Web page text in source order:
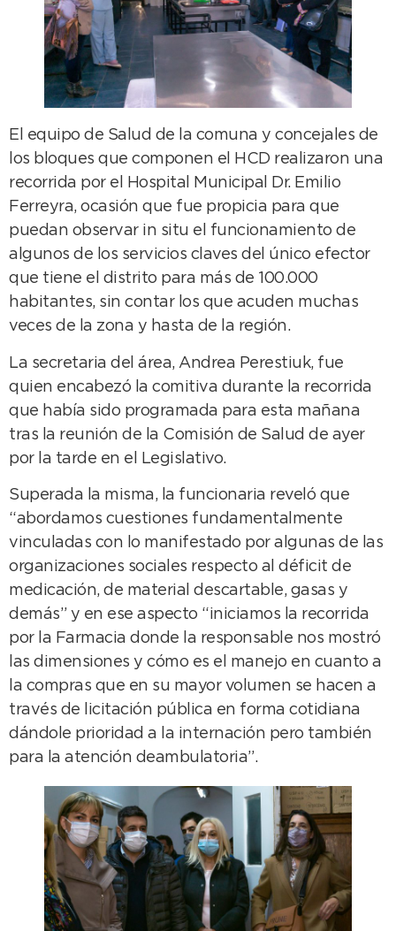
El equipo de Salud de la comuna y concejales de
los bloques que componen el HCD realizaron una
recorrida por el Hospital Municipal Dr. Emilio
Ferreyra, ocasión que fue propicia para que
puedan observar in situ el funcionamiento de
algunos de los servicios claves del único efector
que tiene el distrito para más de 100.000
habitantes, sin contar los que acuden muchas
veces de la zona y hasta de la región.
La secretaria del área, Andrea Perestiuk, fue
quien encabezó la comitiva durante la recorrida
que había sido programada para esta mañana
tras la reunión de la Comisión de Salud de ayer
por la tarde en el Legislativo.
Superada la misma, la funcionaria reveló que
“abordamos cuestiones fundamentalmente
vinculadas con lo manifestado por algunas de las
organizaciones sociales respecto al déficit de
medicación, de material descartable, gasas y
demás” y en ese aspecto “iniciamos la recorrida
por la Farmacia donde la responsable nos mostró
las dimensiones y cómo es el manejo en cuanto a
la compras que en su mayor volumen se hacen a
través de licitación pública en forma cotidiana
dándole prioridad a la internación pero también
para la atención deambulatoria”.